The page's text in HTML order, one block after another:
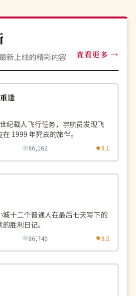
新上线的精彩内容 查看更多
逢
纪载人飞行任务，宇航员发现飞
1999 年死去的旅伴。
66,162 9.1
城十二个普通人在最后七天写下的
胜利日记。
86,740 9.0